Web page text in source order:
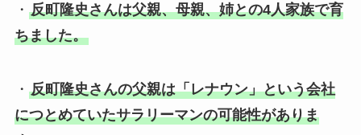
・ 反町隆史さんは父親、母親、姉との4人家族で育
ちました。
・ 反町隆史さんの父親は「レナウン」という会社
につとめていたサラリーマンの可能性がありま